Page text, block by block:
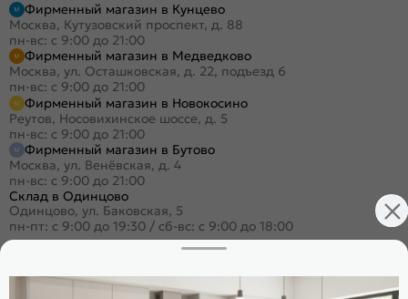
Фирменный магазин в Кунцево
Москва, Кутузовский проспект, д. 88
пн-вс: с 9:00 до 21:00
Фирменный магазин в Медведково
Москва, ул. Осташковская, д. 22, подъезд 6
пн-вс: с 9:00 до 21:00
Фирменный магазин в Новокосино
Реутов, Носовихинское шоссе, д. 5
пн-вс: с 9:00 до 21:00
Фирменный магазин в Бутово
Москва, ул. Венёвская, д. 4
пн-вс: с 9:00 до 21:00
Склад в Одинцово
Одинцово, ул. Баковская, 5
пн-пт: с 9:00 до 19:30 / сб-вс: с 9:00 до 18:00
+7 (495) 023-25-00